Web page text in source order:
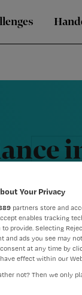
Your Privacy
partners store and
enables tracking
to provide. Selecting
and ads you see may
at any time by
effect within our
not? Then we only